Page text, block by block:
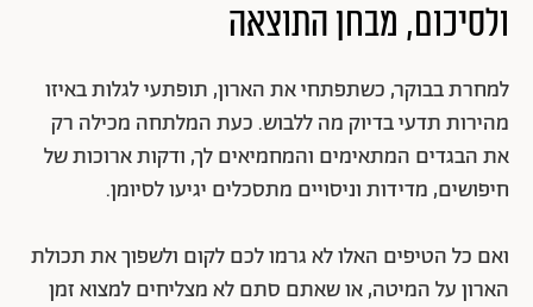
ולסיכום, מבחן התוצאה
למחרת בבוקר, כשתפתחי את הארון, תופתעי לגלות באיזו
מהירות תדעי בדיוק מה ללבוש. כעת המלתחה מכילה רק
את הבגדים המתאימים והמחמיאים לך, ודקות ארוכות של
חיפושים, מדידות וניסויים מתסכלים יגיעו לסיומן.
ואם כל הטיפים האלו לא גרמו לכם לקום ולשפוך את תכולת
הארון על המיטה, או שאתם סתם לא מצליחים למצוא זמן